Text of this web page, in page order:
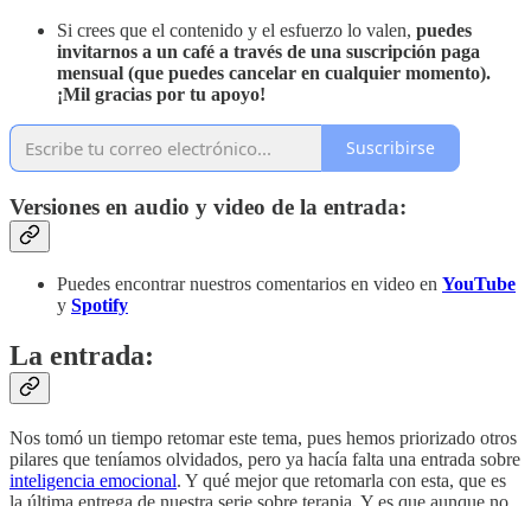
Si crees que el contenido y el esfuerzo lo valen, puedes
invitarnos a un café a través de una suscripción paga
mensual (que puedes cancelar en cualquier momento).
¡Mil gracias por tu apoyo!
Suscribirse
Versiones en audio y video de la entrada:
Puedes encontrar nuestros comentarios en video en YouTube
y Spotify
La entrada:
Nos tomó un tiempo retomar este tema, pues hemos priorizado otros
pilares que teníamos olvidados, pero ya hacía falta una entrada sobre
inteligencia emocional. Y qué mejor que retomarla con esta, que es